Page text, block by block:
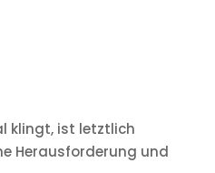
klingt, ist letztlich
Herausforderung und